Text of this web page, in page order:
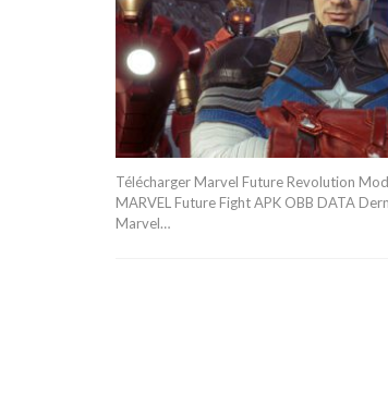
Télécharger Marvel Future Revolution
MARVEL Future Fight APK OBB DATA
Marvel…